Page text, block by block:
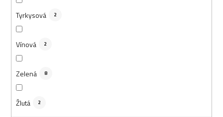
Tyrkysová 2
Vínová 2
Zelená 8
Žlutá 2